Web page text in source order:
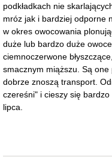
podkładkach nie
mróz jak i bardziej odporne
w okres owocowania
duże lub bardzo duże
ciemnoczerwone
smacznym miąższu. Są
dobrze znoszą transport.
czereśni" i cieszy się
lipca.